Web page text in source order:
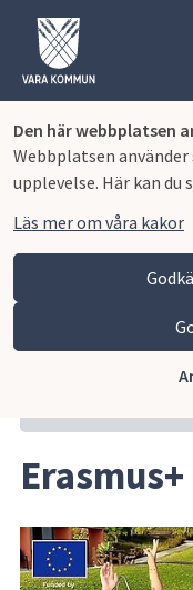
Den här webbplatsen
Webbplatsen
upplevelse. Här kan du
Läs mer om våra kakor
Lagmansgymnasiet
Erasmus+